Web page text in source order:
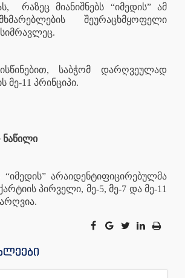
რაზეც მიანიშნებს “იმედის” ამ
შეურაცხმყოფელი
საბჭომ დარღვეულად
მე-11 პრინციპი.
“იმედის” არაიდენტიფიცირებულმა
პირველი, მე-5, მე-7 და მე-11